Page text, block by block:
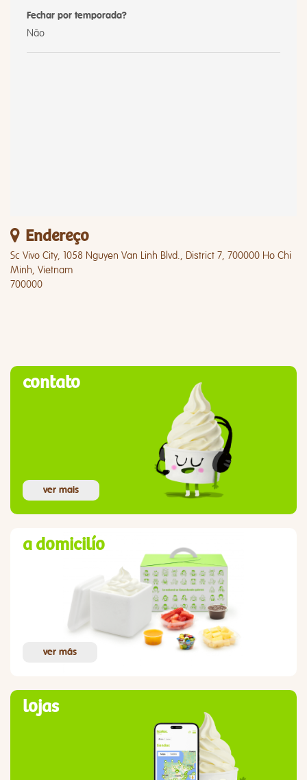
Fechar por temporada?
Não
Endereço
Sc Vivo City, 1058 Nguyen Van Linh Blvd., District 7, 700000 Ho Chi
Minh, Vietnam
700000
contato
ver mais
a domicilío
ver más
lojas